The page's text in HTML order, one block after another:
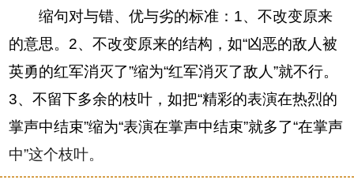
缩句对与错、优与劣的标准：1、不改变原来
的意思。2、不改变原来的结构，如“凶恶的敌人被
英勇的红军消灭了”缩为“红军消灭了敌人”就不行。
3、不留下多余的枝叶，如把“精彩的表演在热烈的
掌声中结束”缩为“表演在掌声中结束”就多了“在掌声
中”这个枝叶。